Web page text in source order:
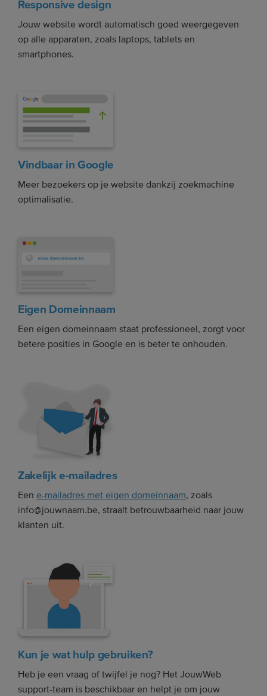
Responsive design
Jouw website wordt automatisch goed weergegeven
op alle apparaten, zoals laptops, tablets en
smartphones.
Vindbaar in Google
Meer bezoekers op je website dankzij zoekmachine
optimalisatie.
Eigen Domeinnaam
Een eigen domeinnaam staat professioneel, zorgt voor
betere posities in Google en is beter te onhouden.
Zakelijk e-mailadres
Een e-mailadres met eigen domeinnaam, zoals
info@jouwnaam.be, straalt betrouwbaarheid naar jouw
klanten uit.
Kun je wat hulp gebruiken?
Heb je een vraag of twijfel je nog? Het JouwWeb
support-team is beschikbaar en helpt je om jouw